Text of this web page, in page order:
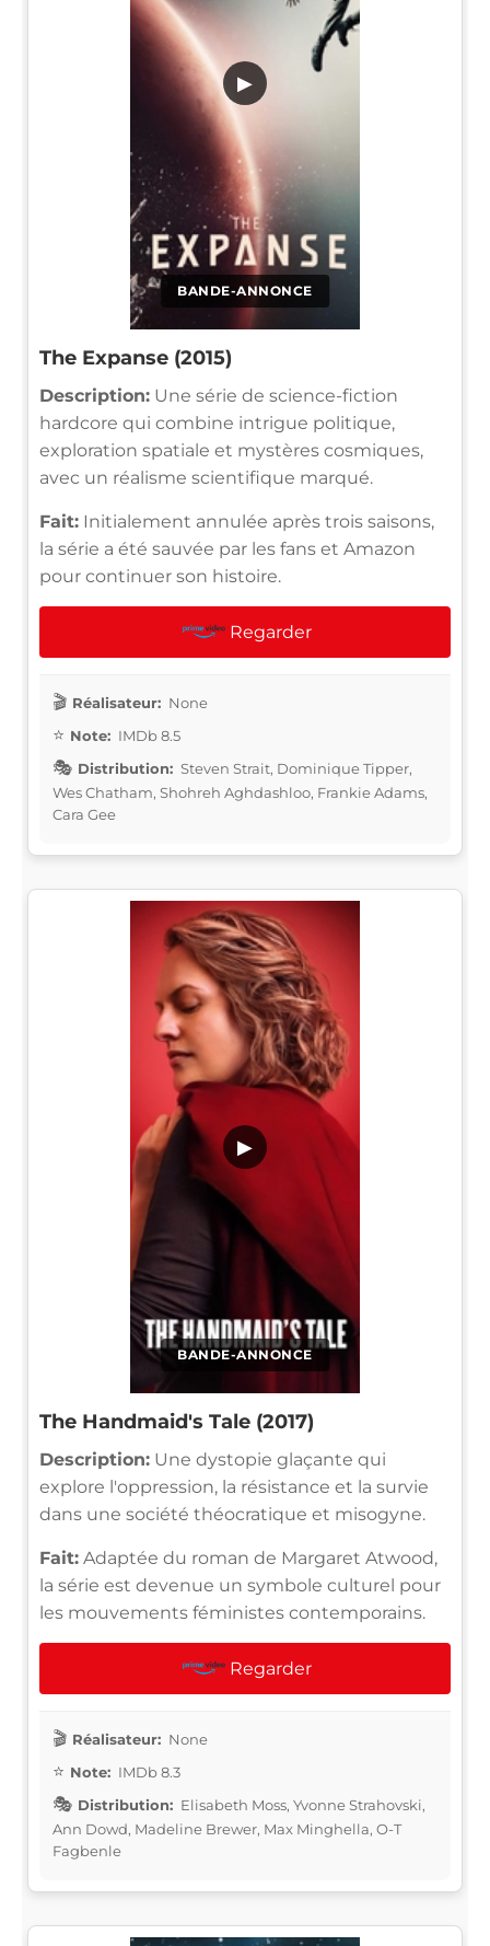
BANDE-ANNONCE
▶
The Expanse (2015)
Description: Une série de science-fiction
hardcore qui combine intrigue politique,
exploration spatiale et mystères cosmiques,
avec un réalisme scientifique marqué.
Fait: Initialement annulée après trois saisons,
la série a été sauvée par les fans et Amazon
pour continuer son histoire.
Regarder
Réalisateur: None
Note: IMDb 8.5
Distribution: Steven Strait, Dominique Tipper,
Wes Chatham, Shohreh Aghdashloo, Frankie Adams,
Cara Gee
BANDE-ANNONCE
▶
The Handmaid's Tale (2017)
Description: Une dystopie glaçante qui
explore l'oppression, la résistance et la survie
dans une société théocratique et misogyne.
Fait: Adaptée du roman de Margaret Atwood,
la série est devenue un symbole culturel pour
les mouvements féministes contemporains.
Regarder
Réalisateur: None
Note: IMDb 8.3
Distribution: Elisabeth Moss, Yvonne Strahovski,
Ann Dowd, Madeline Brewer, Max Minghella, O-T
Fagbenle